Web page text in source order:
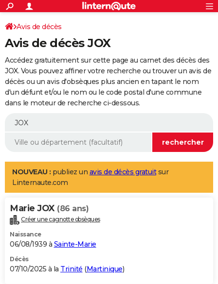
ACTUALITÉS
Politique
Société
Faits Divers
Education
Monde
Villes
+
SPORT
Coupe du monde 2026
Football
Tennis
Cyclisme
Rugby
Forum
Programme TV
TNT
Streaming
Cinéma
Sorties cinéma
Musique
+
FINANCE
Retraite
Impôts
Epargne
Immobilier
Risques naturels par ville
Banque
Assurance
Crédit
AUTO
Essais
Réserver un essai
Citadines
Berlines
SUV
Forum auto
+
Mobiles
Meilleur smartphone
Internet
Ordinateurs
Jeux vidéo
Guide high-tech
Aménagement intérieur
LIFESTYLE
Art de vivre
Bien-être
Loisirs
Mode
Modes de vie
Alimentation
Guide de la santé
Maladies
Médicaments
Sommeil
VOYAGE
Destinations
City break
Voyage nature
Voyage de noces
Forum
Climat
+PHOTO
GUIDES D'ACHAT
BONS PLANS
Avis de décès
Avis de décès JOX
Accédez gratuitement sur cette page au carnet des décès des
JOX. Vous pouvez affiner votre recherche ou trouver un avis de
décès ou un avis d'obsèques plus ancien en tapant le nom
d'un défunt et/ou le nom ou le code postal d'une commune
dans le moteur de recherche ci-dessous.
NOUVEAU : publiez un avis de décès gratuitsur
Linternaute.com
Marie JOX (86 ans)
Créer une cagnotte obsèques
Naissance
06/08/1939 à Sainte-Marie
Décès
07/10/2025 à la Trinité (Martinique)